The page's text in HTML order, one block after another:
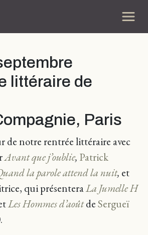
littéraire de
Paris
de notre rentrée littéraire avec
Avant que j’oublie, Patrick
la parole attend la nuit, et
qui présenteraLa Jumelle H
Les Hommes d’aoûtdeSergueï